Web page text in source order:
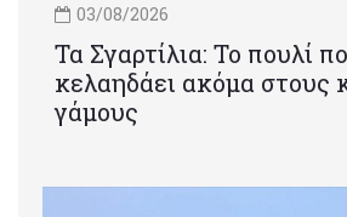
03/08/2026
Τα Σγαρτίλια: Το πουλί
κελαηδάει ακόμα στους
γάμους